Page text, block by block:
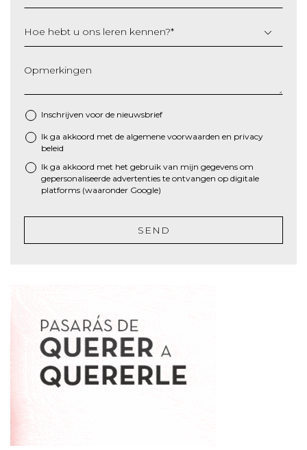
Hoe hebt u ons leren kennen?*
Opmerkingen
Inschrijven voor de nieuwsbrief
* Ik ga akkoord met de algemene voorwaarden en privacy
beleid
Ik ga akkoord met het gebruik van mijn gegevens om
gepersonaliseerde advertenties te ontvangen op digitale
platforms (waaronder Google)
SEND